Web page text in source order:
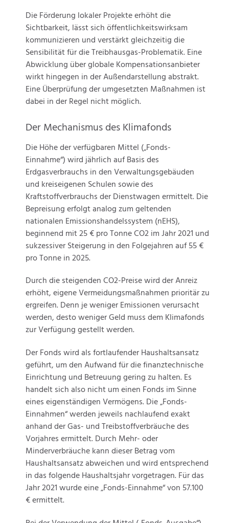
Die Förderung lokaler Projekte erhöht die
Sichtbarkeit, lässt sich öffentlichkeitswirksam
kommunizieren und verstärkt gleichzeitig die
Sensibilität für die Treibhausgas-Problematik. Eine
Abwicklung über globale Kompensationsanbieter
wirkt hingegen in der Außendarstellung abstrakt.
Eine Überprüfung der umgesetzten Maßnahmen ist
dabei in der Regel nicht möglich.
Der Mechanismus des Klimafonds
Die Höhe der verfügbaren Mittel („Fonds-
Einnahme“) wird jährlich auf Basis des
Erdgasverbrauchs in den Verwaltungsgebäuden
und kreiseigenen Schulen sowie des
Kraftstoffverbrauchs der Dienstwagen ermittelt. Die
Bepreisung erfolgt analog zum geltenden
nationalen Emissionshandelssystem (nEHS),
beginnend mit 25 € pro Tonne CO2 im Jahr 2021 und
sukzessiver Steigerung in den Folgejahren auf 55 €
pro Tonne in 2025.
Durch die steigenden CO2-Preise wird der Anreiz
erhöht, eigene Vermeidungsmaßnahmen prioritär zu
ergreifen. Denn je weniger Emissionen verursacht
werden, desto weniger Geld muss dem Klimafonds
zur Verfügung gestellt werden.
Der Fonds wird als fortlaufender Haushaltsansatz
geführt, um den Aufwand für die finanztechnische
Einrichtung und Betreuung gering zu halten. Es
handelt sich also nicht um einen Fonds im Sinne
eines eigenständigen Vermögens. Die „Fonds-
Einnahmen“ werden jeweils nachlaufend exakt
anhand der Gas- und Treibstoffverbräuche des
Vorjahres ermittelt. Durch Mehr- oder
Minderverbräuche kann dieser Betrag vom
Haushaltsansatz abweichen und wird entsprechend
in das folgende Haushaltsjahr vorgetragen. Für das
Jahr 2021 wurde eine „Fonds-Einnahme“ von 57.100
€ ermittelt.